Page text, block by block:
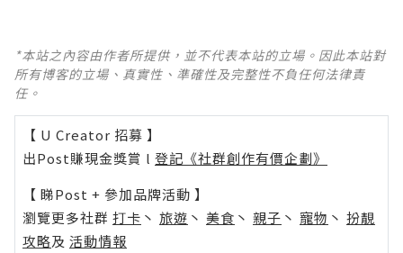
*本站之內容由作者所提供，並不代表本站的立場。因此本站對
所有博客的立場、真實性、準確性及完整性不負任何法律責
任。
【 U Creator 招募 】
出Post賺現金獎賞 l 登記《社群創作有價企劃》
【 睇Post + 參加品牌活動 】
瀏覽更多社群 打卡 丶 旅遊 丶 美食 丶 親子 丶 寵物 丶 扮靚
攻略及 活動情報